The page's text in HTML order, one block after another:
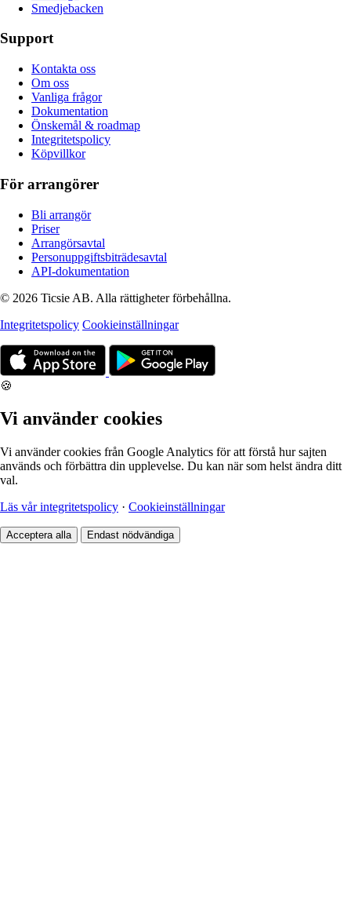
Smedjebacken
Support
Kontakta oss
Om oss
Vanliga frågor
Dokumentation
Önskemål & roadmap
Integritetspolicy
Köpvillkor
För arrangörer
Bli arrangör
Priser
Arrangörsavtal
Personuppgiftsbiträdesavtal
API-dokumentation
© 2026 Ticsie AB. Alla rättigheter förbehållna.
Integritetspolicy Cookieinställningar
🍪
Vi använder cookies
Vi använder cookies från Google Analytics för att förstå hur sajten
används och förbättra din upplevelse. Du kan när som helst ändra ditt
val.
Läs vår integritetspolicy · Cookieinställningar
Acceptera alla Endast nödvändiga